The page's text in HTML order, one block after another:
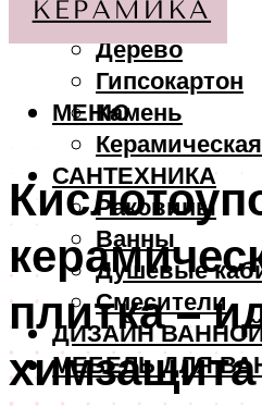
МАТЕРИАЛЫ
Дерево
Гипсокартон
Камень
САНТЕХНИКА
Раковины
Ванны
Душевые
Смесители
ДИЗАЙН
МЕБЕЛЬ ДЛЯ
МЕНЮ
плитка –
химзащита